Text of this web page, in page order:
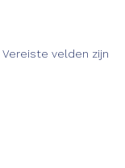
Vereiste velden zijn